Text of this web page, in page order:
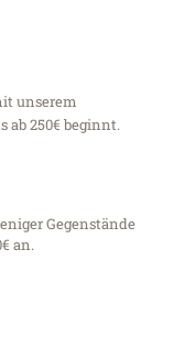
unserem
ab 250€ beginnt.
Gegenstände
an.